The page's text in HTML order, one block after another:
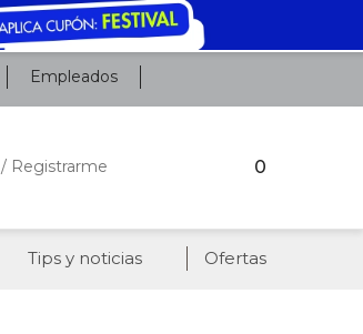
Empleados
/ Registrarme 0
Tips y noticias Ofertas